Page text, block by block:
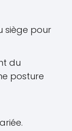
siège pour
du
posture